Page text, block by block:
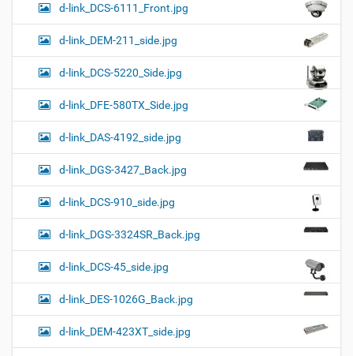
d-link_DCS-6111_Front.jpg
d-link_DEM-211_side.jpg
d-link_DCS-5220_Side.jpg
d-link_DFE-580TX_Side.jpg
d-link_DAS-4192_side.jpg
d-link_DGS-3427_Back.jpg
d-link_DCS-910_side.jpg
d-link_DGS-3324SR_Back.jpg
d-link_DCS-45_side.jpg
d-link_DES-1026G_Back.jpg
d-link_DEM-423XT_side.jpg